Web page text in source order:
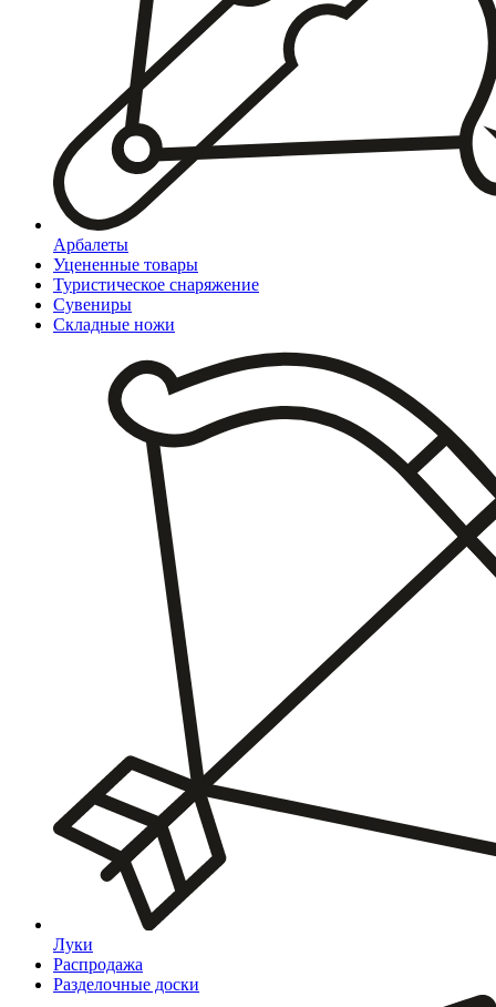
Арбалеты
Уцененные товары
Туристическое снаряжение
Сувениры
Складные ножи
Луки
Распродажа
Разделочные доски